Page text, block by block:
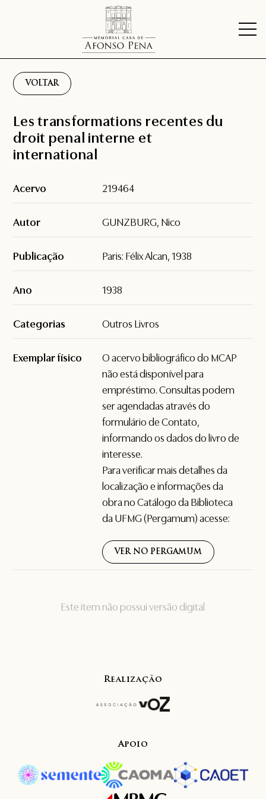
VOLTAR
Este item não possui versão digital
Les transformations recentes du
droit penal interne et
international
Acervo 219464
Autor GUNZBURG, Nico
Publicação Paris: Félix Alcan, 1938
Ano 1938
Categorias Outros Livros
Exemplar físico
O acervo bibliográfico do MCAP
não está disponível para
empréstimo. Consultas podem
ser agendadas através do
formulário deContato,
informando os dados do livro de
interesse.
Para verificar mais detalhes da
localização e informações da
obra no Catálogo da Biblioteca
da UFMG (Pergamum) acesse:
VER NO PERGAMUM
Realização
Apoio